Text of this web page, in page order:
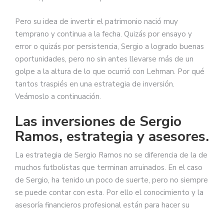
Pero su idea de invertir el patrimonio nació muy
temprano y continua a la fecha. Quizás por ensayo y
error o quizás por persistencia, Sergio a logrado buenas
oportunidades, pero no sin antes llevarse más de un
golpe a la altura de lo que ocurrió con Lehman. Por qué
tantos traspiés en una estrategia de inversión.
Veámoslo a continuación.
Las inversiones de Sergio
Ramos, estrategia y asesores.
La estrategia de Sergio Ramos no se diferencia de la de
muchos futbolistas que terminan arruinados. En el caso
de Sergio, ha tenido un poco de suerte, pero no siempre
se puede contar con esta. Por ello el conocimiento y la
asesoría financieros profesional están para hacer su